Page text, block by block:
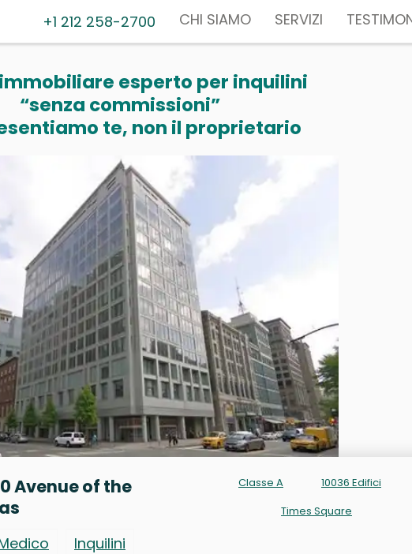
+1 212 258-2700 CHI SIAMO SERVIZI
esperto per inquilini
“senza commissioni”
te, non il proprietario
Avenue of the
Classe A
10036 Edifici
Times Square
Inquilini